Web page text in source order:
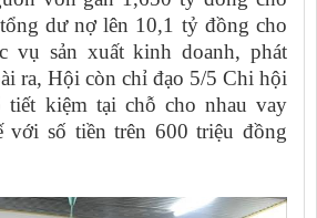
dư nợ lên 10,1 tỷ đồng cho
vụ sản xuất kinh doanh, phát
ra, Hội còn chỉ đạo 5/5 Chi hội
tiết kiệm tại chỗ cho nhau vay
với số tiền trên 600 triệu đồng